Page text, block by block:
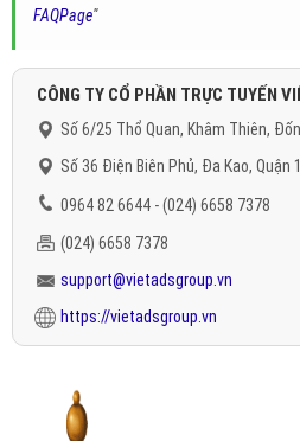
FAQPage"
CÔNG TY CỔ PHẦN TRỰC TUYẾN
Số 6/25 Thổ Quan, Khâm Thiên,
Số 36 Điện Biên Phủ, Đa Kao, Quận
0964 82 6644 - (024) 6658 7378
(024) 6658 7378
support@vietadsgroup.vn
https://vietadsgroup.vn